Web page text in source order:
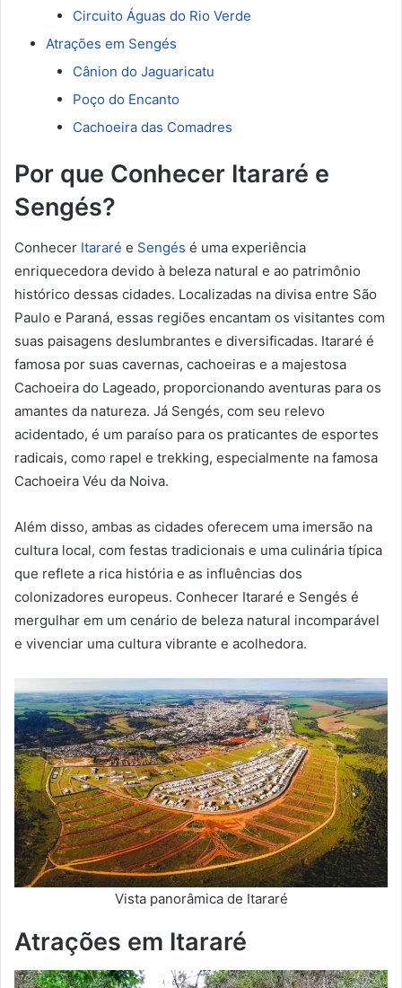
Circuito Águas do Rio Verde
Atrações em Sengés
Cânion do Jaguaricatu
Poço do Encanto
Cachoeira das Comadres
Por que Conhecer Itararé e
Sengés?
Conhecer Itararé e Sengés é uma experiência
enriquecedora devido à beleza natural e ao patrimônio
histórico dessas cidades. Localizadas na divisa entre São
Paulo e Paraná, essas regiões encantam os visitantes com
suas paisagens deslumbrantes e diversificadas. Itararé é
famosa por suas cavernas, cachoeiras e a majestosa
Cachoeira do Lageado, proporcionando aventuras para os
amantes da natureza. Já Sengés, com seu relevo
acidentado, é um paraíso para os praticantes de esportes
radicais, como rapel e trekking, especialmente na famosa
Cachoeira Véu da Noiva.
Além disso, ambas as cidades oferecem uma imersão na
cultura local, com festas tradicionais e uma culinária típica
que reflete a rica história e as influências dos
colonizadores europeus. Conhecer Itararé e Sengés é
mergulhar em um cenário de beleza natural incomparável
e vivenciar uma cultura vibrante e acolhedora.
Vista panorâmica de Itararé
Atrações em Itararé